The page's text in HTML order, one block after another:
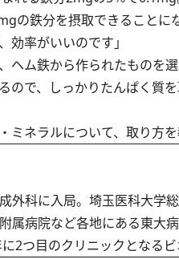
の鉄分を摂取できることに
効率がいいのです」
ム鉄から作られたものを
で、しっかりたんぱく質
ネラルについて、取り方を
外科に入局。埼玉医科大学
属病院など各地にある東大
2つ目のクリニックとなる